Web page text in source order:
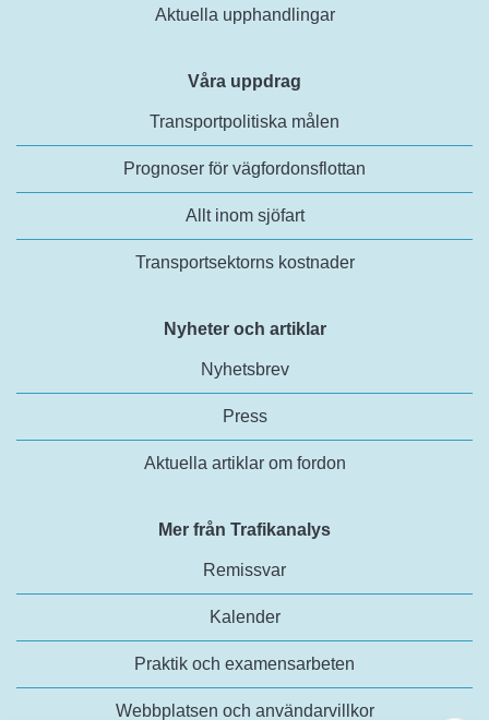
Aktuella upphandlingar
Våra uppdrag
Transportpolitiska målen
Prognoser för vägfordonsflottan
Allt inom sjöfart
Transportsektorns kostnader
Nyheter och artiklar
Nyhetsbrev
Press
Aktuella artiklar om fordon
Mer från Trafikanalys
Remissvar
Kalender
Praktik och examensarbeten
Webbplatsen och användarvillkor